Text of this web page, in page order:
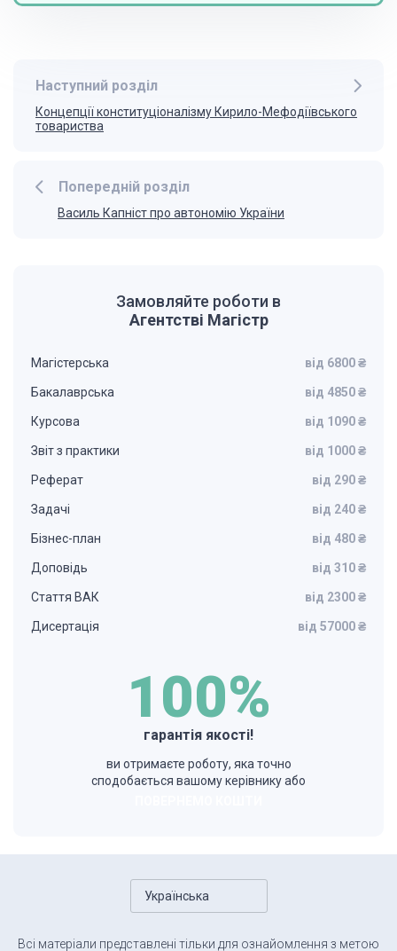
Попередній розділ
Василь Капніст про автономію України
Наступний розділ
Концепції конституціоналізму Кирило-Мефодіївського
товариства
Замовляйте роботи в
Агентстві Магістр
Магістерська від 6800 ₴
Бакалаврська від 4850 ₴
Курсова від 1090 ₴
Звіт з практики від 1000 ₴
Реферат від 290 ₴
Задачі від 240 ₴
Бізнес-план від 480 ₴
Доповідь від 310 ₴
Стаття ВАК від 2300 ₴
Дисертація від 57000 ₴
100%
гарантія якості!
ви отримаєте роботу, яка точно
сподобається вашому керівнику або
Українська
Всі матеріали представлені тільки для ознайомлення з метою